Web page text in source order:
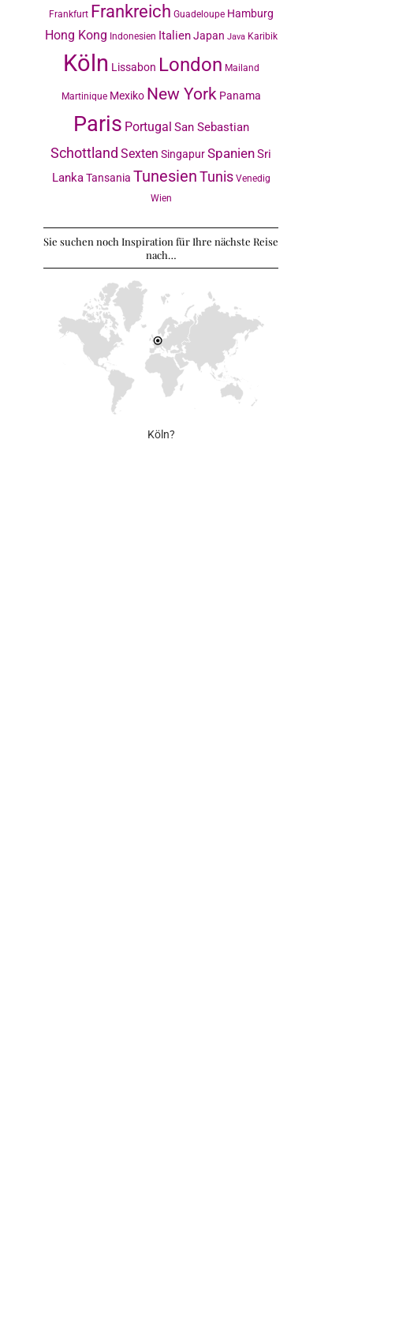
Frankfurt Frankreich Guadeloupe Hamburg
Hong Kong Indonesien Italien Japan Java Karibik
Köln Lissabon London Mailand
Martinique Mexiko New York Panama
Paris Portugal San Sebastian
Schottland Sexten SingapurSpanienSri
Lanka Tansania TunesienTunis Venedig
Wien
Sie suchen noch Inspiration für Ihre nächste Reise
nach…
Köln?